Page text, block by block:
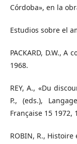
Córdoba», en la
Estudios sobre el
PACKARD, D.W.,
1968.
REY, A., «Du
P., (eds.),
Française 15 1972,
ROBIN, R.,